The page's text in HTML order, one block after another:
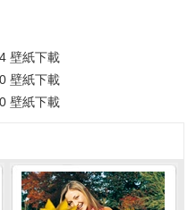
壁紙下載
壁紙下載
壁紙下載